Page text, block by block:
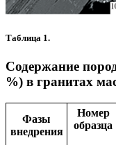
Таблица 1.
Содержание
%) в гранитах
Фазы
внедрения
Номер
образца